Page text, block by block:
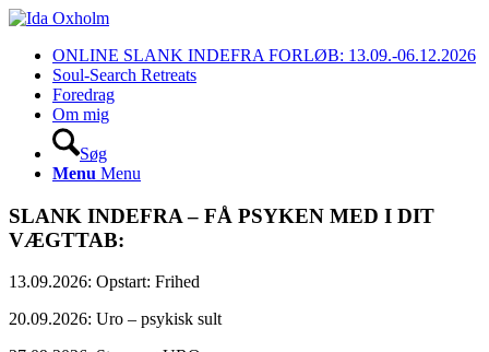
ONLINE SLANK INDEFRA FORLØB: 13.09.-06.12.2026
Soul-Search Retreats
Foredrag
Om mig
Søg
Menu Menu
SLANK INDEFRA – FÅ PSYKEN MED I DIT
VÆGTTAB:
13.09.2026: Opstart: Frihed
20.09.2026: Uro – psykisk sult